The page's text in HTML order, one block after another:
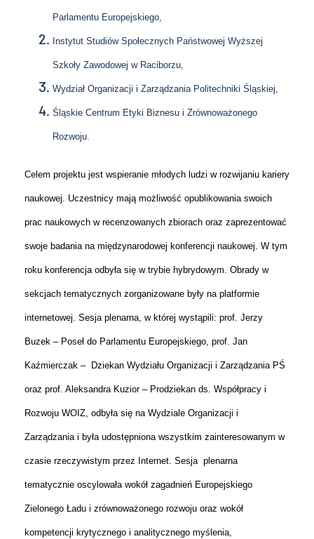
Parlamentu Europejskiego,
Instytut Studiów Społecznych Państwowej Wyższej
Szkoły Zawodowej w Raciborzu,
Wydział Organizacji i Zarządzania Politechniki Śląskiej,
Śląskie Centrum Etyki Biznesu i Zrównoważonego
Rozwoju.
Celem projektu jest wspieranie młodych ludzi w rozwijaniu kariery
naukowej. Uczestnicy mają możliwość opublikowania swoich
prac naukowych w recenzowanych zbiorach oraz zaprezentować
swoje badania na międzynarodowej konferencji naukowej. W tym
roku konferencja odbyła się w trybie hybrydowym. Obrady w
sekcjach tematycznych zorganizowane były na platformie
internetowej. Sesja plenarna, w której wystąpili: prof. Jerzy
Buzek – Poseł do Parlamentu Europejskiego, prof. Jan
Kaźmierczak – Dziekan Wydziału Organizacji i Zarządzania PŚ
oraz prof. Aleksandra Kuzior – Prodziekan ds. Współpracy i
Rozwoju WOIZ, odbyła się na Wydziale Organizacji i
Zarządzania i była udostępniona wszystkim zainteresowanym w
czasie rzeczywistym przez Internet. Sesja plenarna
tematycznie oscylowała wokół zagadnień Europejskiego
Zielonego Ładu i zrównoważonego rozwoju oraz wokół
kompetencji krytycznego i analitycznego myślenia,